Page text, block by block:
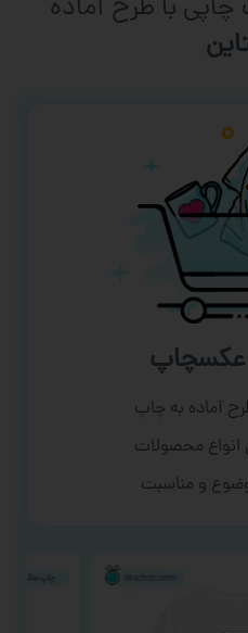
با طرح آماده
عکسچاپ
محصولات